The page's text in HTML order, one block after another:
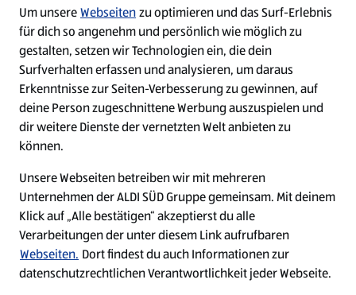
Leichte Sprache
Kontakt
Um unsereWebseitenzu optimieren und das Surf-Erlebnis
für dich so angenehm und persönlich wie möglich zu
gestalten, setzen wir Technologien ein, die dein
Surfverhalten erfassen und analysieren, um daraus
Erkenntnisse zur Seiten-Verbesserung zu gewinnen, auf
deine Person zugeschnittene Werbung auszuspielen und
dir weitere Dienste der vernetzten Welt anbieten zu
können.
Unsere Webseiten betreiben wir mit mehreren
Unternehmen der ALDI SÜD Gruppe gemeinsam. Mit deinem
Klick auf „Alle bestätigen“ akzeptierst du alle
Verarbeitungen der unter diesem Link aufrufbaren
Webseiten. Dort findest du auch Informationen zur
datenschutzrechtlichen Verantwortlichkeit jeder Webseite.